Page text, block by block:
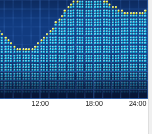
12:00 18:00 24:00